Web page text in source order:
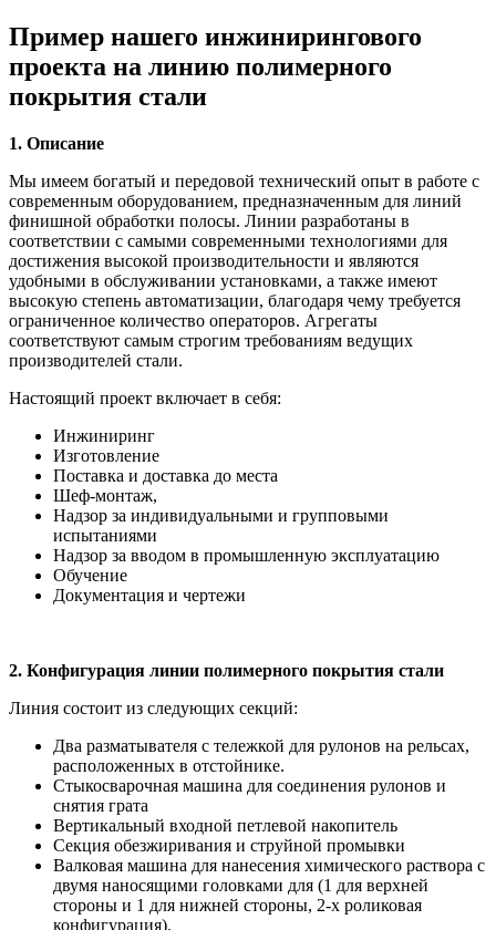
Пример нашего инжинирингового
проекта на линию полимерного
покрытия стали
1. Описание
Мы имеем богатый и передовой технический опыт в работе с
современным оборудованием, предназначенным для линий
финишной обработки полосы. Линии разработаны в
соответствии с самыми современными технологиями для
достижения высокой производительности и являются
удобными в обслуживании установками, а также имеют
высокую степень автоматизации, благодаря чему требуется
ограниченное количество операторов. Агрегаты
соответствуют самым строгим требованиям ведущих
производителей стали.
Настоящий проект включает в себя:
Инжиниринг
Изготовление
Поставка и доставка до места
Шеф-монтаж,
Надзор за индивидуальными и групповыми
испытаниями
Надзор за вводом в промышленную эксплуатацию
Обучение
Документация и чертежи
2. Конфигурация линии полимерного покрытия стали
Линия состоит из следующих секций:
Два разматывателя с тележкой для рулонов на рельсах,
расположенных в отстойнике.
Стыкосварочная машина для соединения рулонов и
снятия грата
Вертикальный входной петлевой накопитель
Секция обезжиривания и струйной промывки
Валковая машина для нанесения химического раствора с
двумя наносящими головками для (1 для верхней
стороны и 1 для нижней стороны, 2-х роликовая
конфигурация).